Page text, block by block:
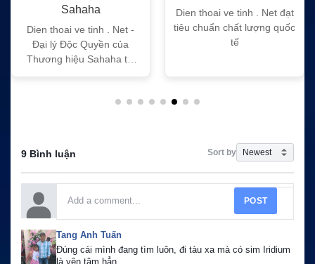
Sahaha
Dien thoai ve tinh . Net -
Đại lý Độc Quyền của
Thương hiệu Sahaha tại
Dien thoai ve tinh . Net đạt
tiêu chuẩn chất lượng quốc
tế
9 Bình luận Sort by
POST
Tang Anh Tuấn
Đúng cái mình đang tìm luôn, đi tàu xa mà có sim Iridium
là yên tâm hẳn